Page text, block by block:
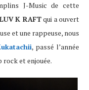
J-Music de cette
LUV K RAFTqui a ouvert
et une rappeuse, nous
, passé l’année
rock et enjouée.